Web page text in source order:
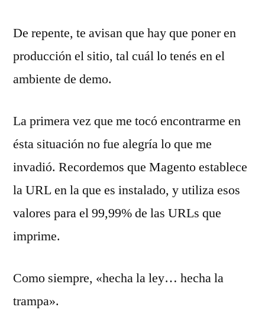
De repente, te avisan que hay que poner en
producción el sitio, tal cuál lo tenés en el
ambiente de demo.
La primera vez que me tocó encontrarme en
ésta situación no fue alegría lo que me
invadió. Recordemos que Magento establece
la URL en la que es instalado, y utiliza esos
valores para el 99,99% de las URLs que
imprime.
Como siempre, «hecha la ley… hecha la
trampa».